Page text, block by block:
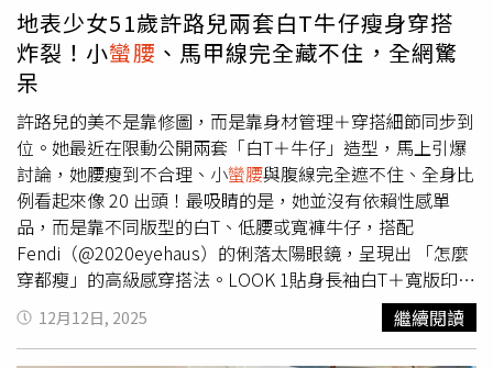
地表少女51歲許路兒兩套白T牛仔瘦身穿搭
炸裂！小蠻腰 、馬甲線完全藏不住，全網驚
呆
許路兒的美不是靠修圖，而是靠身材管理＋穿搭細節同步到
位。她最近在限動公開兩套「白T＋牛仔」造型，馬上引爆
討論，她腰瘦到不合理、小蠻腰與腹線完全遮不住、全身比
例看起來像 20 出頭！最吸睛的是，她並沒有依賴性感單
品，而是靠不同版型的白T、低腰或寬褲牛仔，搭配
Fendi（@2020eyehaus）的俐落太陽眼鏡，呈現出 「怎麼
穿都瘦」的高級感穿搭法。LOOK 1貼身長袖白T＋寬版印花
牛仔：營造「腰超細」的神級比例顯瘦重點 1：貼身長袖上
衣＝上半身線條更乾淨白T選擇「貼身但不緊繃」的款式，
讓肩線、手臂線條看起來更俐落，視覺上就能讓上半身縮小
12月12日, 2025 繼續閱讀